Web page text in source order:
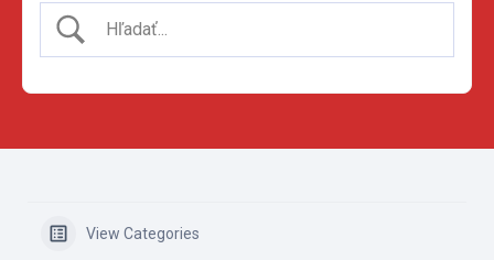
View Categories